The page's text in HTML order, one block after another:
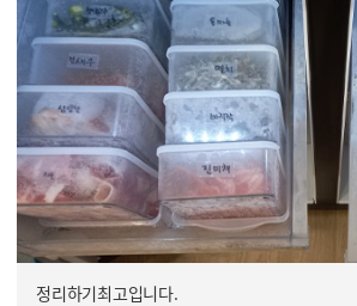
정리하기최고입니다.